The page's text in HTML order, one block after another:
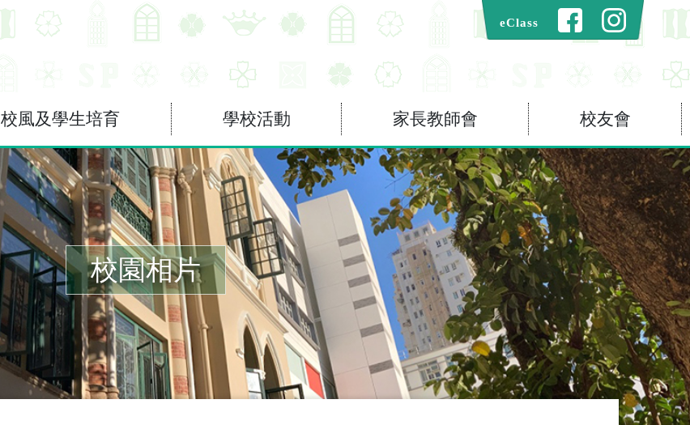
eClass
校風及學生培育 學校活動 家長教師會 校友會
校園相片